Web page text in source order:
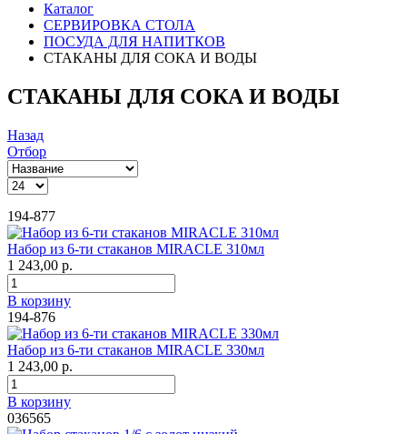
Каталог
СЕРВИРОВКА СТОЛА
ПОСУДА ДЛЯ НАПИТКОВ
СТАКАНЫ ДЛЯ СОКА И ВОДЫ
СТАКАНЫ ДЛЯ СОКА И ВОДЫ
Назад
Отбор
194-877
Набор из 6-ти стаканов MIRACLE 310мл
1 243,00 р.
В корзину
194-876
Набор из 6-ти стаканов MIRACLE 330мл
1 243,00 р.
В корзину
036565